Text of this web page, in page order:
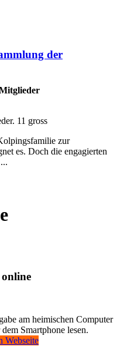
der
zur
es. Doch die engagierten
am heimischen Computer
Smartphone lesen.
Webseite